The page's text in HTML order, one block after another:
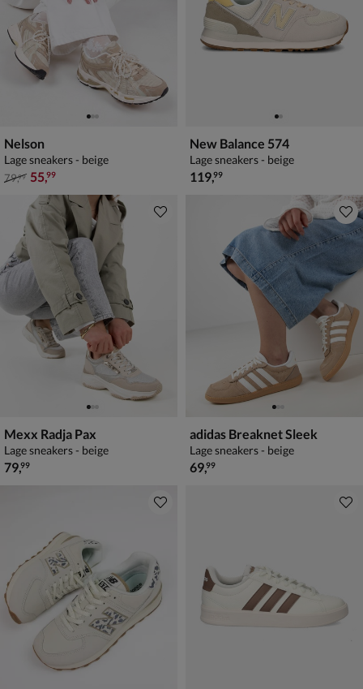
Nelson
Lage sneakers - beige
van € 79,99 voor € 55,99
79,99 55,99
New Balance 574
Lage sneakers - beige
€ 119,99
119,99
Mexx Radja Pax
Lage sneakers - beige
€ 79,99
79,99
adidas Breaknet Sleek
Lage sneakers - beige
€ 69,99
69,99